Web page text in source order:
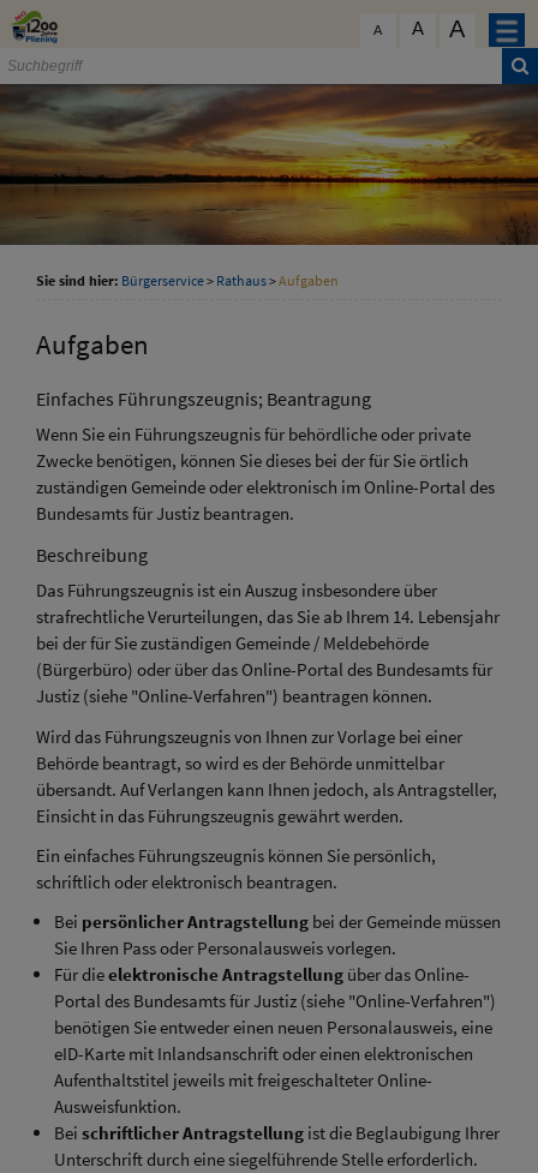
Zum Inhalt
A A A
Sie sind hier: Bürgerservice> Rathaus>Aufgaben
Aufgaben
Einfaches Führungszeugnis; Beantragung
Wenn Sie ein Führungszeugnis für behördliche oder private
Zwecke benötigen, können Sie dieses bei der für Sie örtlich
zuständigen Gemeinde oder elektronisch im Online-Portal des
Bundesamts für Justiz beantragen.
Beschreibung
Das Führungszeugnis ist ein Auszug insbesondere über
strafrechtliche Verurteilungen, das Sie ab Ihrem 14. Lebensjahr
bei der für Sie zuständigen Gemeinde / Meldebehörde
(Bürgerbüro) oder über das Online-Portal des Bundesamts für
Justiz (siehe "Online-Verfahren") beantragen können.
Wird das Führungszeugnis von Ihnen zur Vorlage bei einer
Behörde beantragt, so wird es der Behörde unmittelbar
übersandt. Auf Verlangen kann Ihnen jedoch, als Antragsteller,
Einsicht in das Führungszeugnis gewährt werden.
Ein einfaches Führungszeugnis können Sie persönlich,
schriftlich oder elektronisch beantragen.
Bei persönlicher Antragstellung bei der Gemeinde müssen
Sie Ihren Pass oder Personalausweis vorlegen.
Für dieelektronische Antragstellung über das Online-
Portal des Bundesamts für Justiz (siehe "Online-Verfahren")
benötigen Sie entweder einen neuen Personalausweis, eine
eID-Karte mit Inlandsanschrift oder einen elektronischen
Aufenthaltstitel jeweils mit freigeschalteter Online-
Ausweisfunktion.
Bei schriftlicher Antragstellung ist die Beglaubigung Ihrer
Unterschrift durch eine siegelführende Stelle erforderlich.
schließen